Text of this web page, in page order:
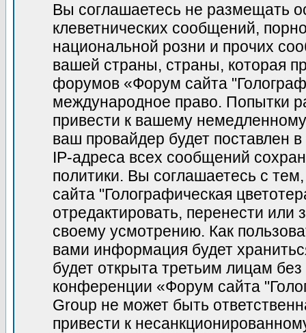
Вы соглашаетесь не размещать
клеветнических сообщений,
национальной розни и прочих
вашей страны, страны, которая
форумов «Форум сайта
международное право. Попытки
привести к вашему
ваш провайдер будет поставлен
IP-адреса всех сообщений
политики. Вы соглашаетесь с
сайта "Голографическая
отредактировать, перенести
своему усмотрению. Как
вами информация будет
будет открыта третьим лицам
конференции «Форум сайта
Group не может быть
привести к